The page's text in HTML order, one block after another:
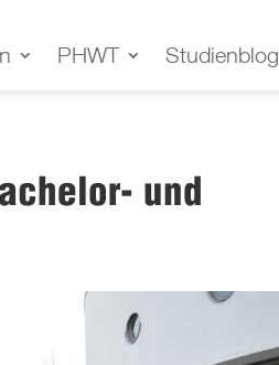
PHWT Studienblog
und